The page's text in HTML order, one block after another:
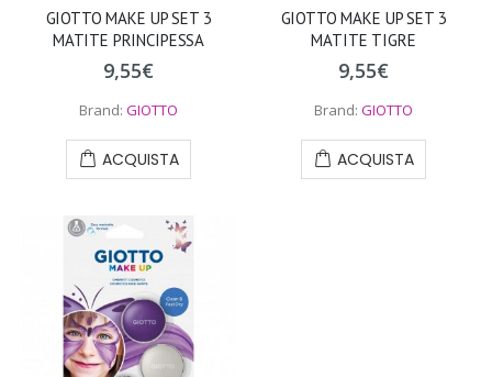
GIOTTO MAKE UP SET 3
MATITE PRINCIPESSA
9,55€
Brand: GIOTTO
ACQUISTA
GIOTTO MAKE UP SET 3
MATITE TIGRE
9,55€
Brand: GIOTTO
ACQUISTA